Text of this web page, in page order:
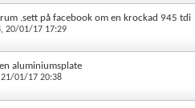
.sett på facebook om en krockad 945 tdi
, 20/01/17 17:29
aluminiumsplate
21/01/17 20:38